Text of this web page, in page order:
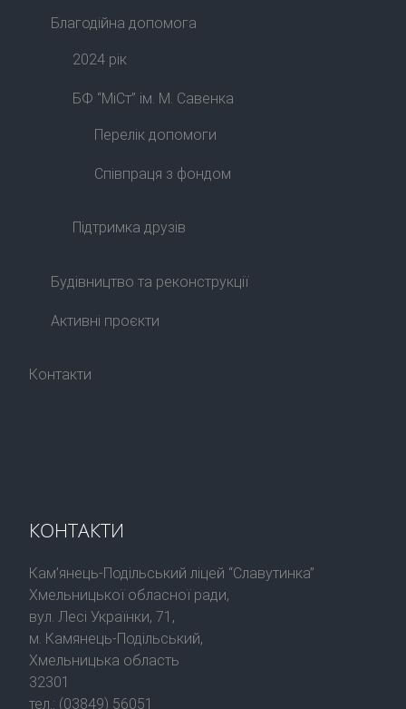
Благодійна допомога
2024 рік
БФ “МіСт” ім. М. Савенка
Перелік допомоги
Співпраця з фондом
Підтримка друзів
Будівництво та реконструкції
Активні проєкти
Контакти
КОНТАКТИ
Кам’янець-Подільський ліцей “Славутинка”
Хмельницької обласної ради,
вул. Лесі Українки, 71,
м. Камянець-Подільський,
Хмельницька область
32301
тел.: (03849) 56051